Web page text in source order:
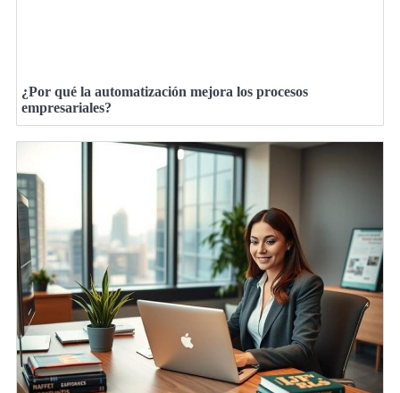
¿Por qué la automatización mejora los procesos
empresariales?